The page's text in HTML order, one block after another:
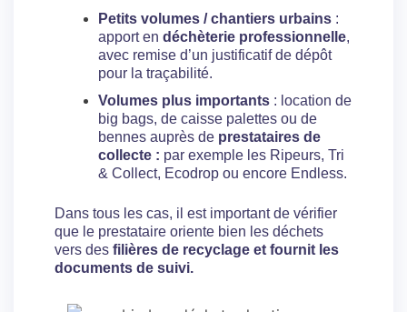
Petits volumes / chantiers urbains :
apport en déchèterie professionnelle,
avec remise d’un justificatif de dépôt
pour la traçabilité.
Volumes plus importants : location de
big bags, de caisse palettes ou de
bennes auprès de prestataires de
collecte : par exemple les Ripeurs, Tri
& Collect, Ecodrop ou encore Endless.
Dans tous les cas, il est important de vérifier
que le prestataire oriente bien les déchets
vers des filières de recyclage et fournit les
documents de suivi.